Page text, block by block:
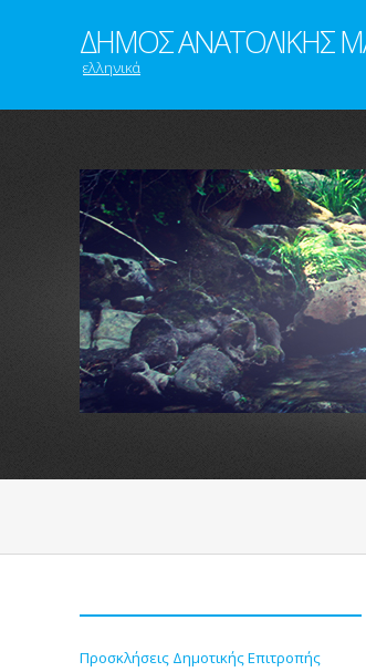
ΔΗΜΟΣ ΑΝΑΤΟΛΙΚΗΣ
ελληνικά
Προσκλήσεις Δημοτικής Επιτροπής